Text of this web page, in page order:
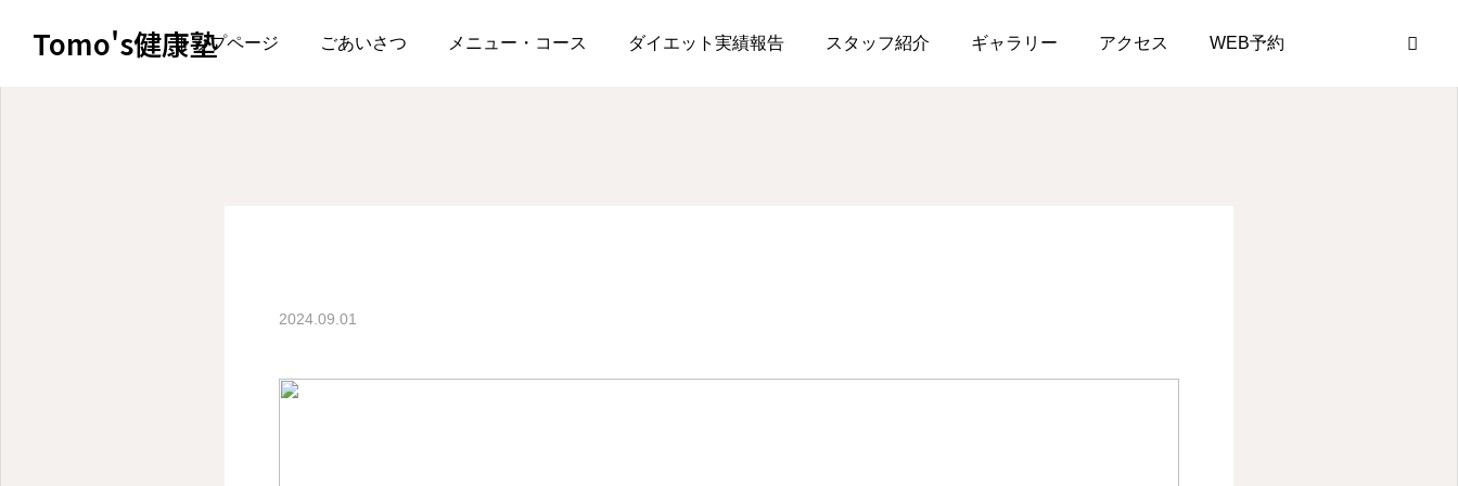
Tomo's健康塾トップページ ごあいさつ メニュー・コース ダイエット実績報告 スタッフ紹介 ギャラリー アクセス WEB予約
ページ一覧 キャンペーン ＼夏の疲れ解消キャンペーン／
2024.09.01